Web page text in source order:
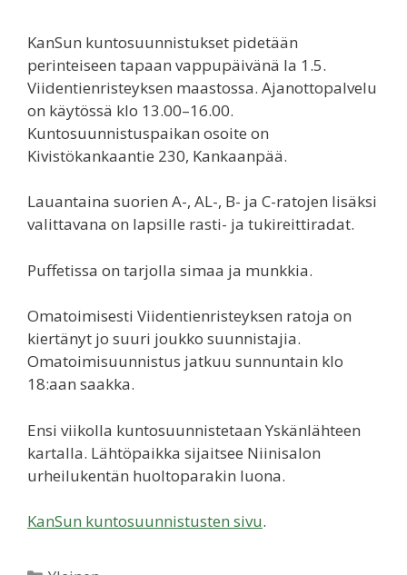
KanSun kuntosuunnistukset pidetään
perinteiseen tapaan vappupäivänä la 1.5.
Viidentienristeyksen maastossa. Ajanottopalvelu
on käytössä klo 13.00–16.00.
Kuntosuunnistuspaikan osoite on
Kivistökankaantie 230, Kankaanpää.
Lauantaina suorien A-, AL-, B- ja C-ratojen lisäksi
valittavana on lapsille rasti- ja tukireittiradat.
Puffetissa on tarjolla simaa ja munkkia.
Omatoimisesti Viidentienristeyksen ratoja on
kiertänyt jo suuri joukko suunnistajia.
Omatoimisuunnistus jatkuu sunnuntain klo
18:aan saakka.
Ensi viikolla kuntosuunnistetaan Yskänlähteen
kartalla. Lähtöpaikka sijaitsee Niinisalon
urheilukentän huoltoparakin luona.
KanSun kuntosuunnistusten sivu.